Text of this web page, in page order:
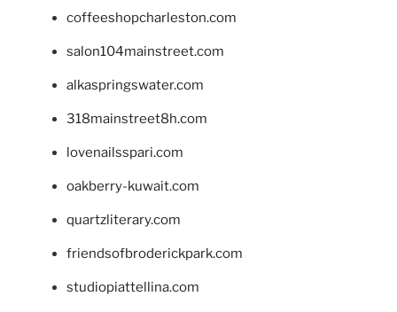
coffeeshopcharleston.com
salon104mainstreet.com
alkaspringswater.com
318mainstreet8h.com
lovenailsspari.com
oakberry-kuwait.com
quartzliterary.com
friendsofbroderickpark.com
studiopiattellina.com